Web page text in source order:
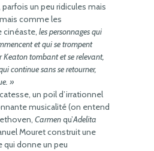
un peu ridicules mais
comme les
cinéaste, les personnages qui
et qui se trompent
Keaton tombant et se relevant,
continue sans se retourner,
»
un poil d’irrationnel
musicalité (on entend
Carmenqu’Adelita
Mouret construit une
donne un peu